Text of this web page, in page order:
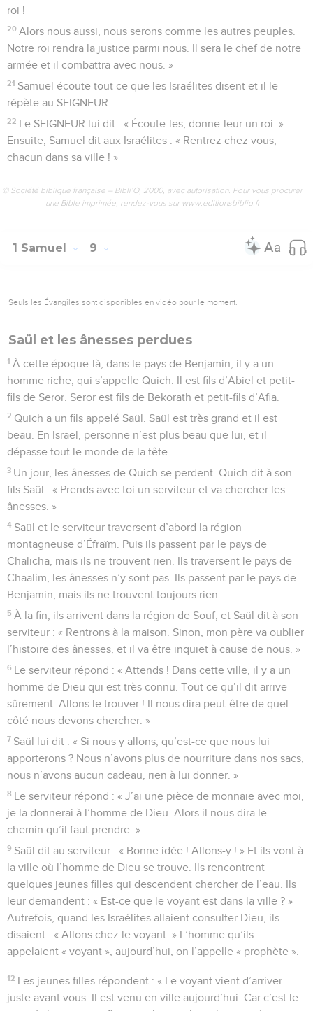
roi !
20 Alors nous aussi, nous serons comme les autres peuples.
Notre roi rendra la justice parmi nous. Il sera le chef de notre
armée et il combattra avec nous. »
21 Samuel écoute tout ce que les Israélites disent et il le
répète au SEIGNEUR.
22 Le SEIGNEUR lui dit : « Écoute-les, donne-leur un roi. »
Ensuite, Samuel dit aux Israélites : « Rentrez chez vous,
chacun dans sa ville ! »
© Société biblique française – Bibli’O, 2000, avec autorisation. Pour vous procurer
une Bible imprimée, rendez-vous sur www.editionsbiblio.fr
1 Samuel 9
Seuls les Évangiles sont disponibles en vidéo pour le moment.
Saül et les ânesses perdues
1 À cette époque-là, dans le pays de Benjamin, il y a un
homme riche, qui s’appelle Quich. Il est fils d’Abiel et petit-
fils de Seror. Seror est fils de Bekorath et petit-fils d’Afia.
2 Quich a un fils appelé Saül. Saül est très grand et il est
beau. En Israël, personne n’est plus beau que lui, et il
dépasse tout le monde de la tête.
3 Un jour, les ânesses de Quich se perdent. Quich dit à son
fils Saül : « Prends avec toi un serviteur et va chercher les
ânesses. »
4 Saül et le serviteur traversent d’abord la région
montagneuse d’Éfraïm. Puis ils passent par le pays de
Chalicha, mais ils ne trouvent rien. Ils traversent le pays de
Chaalim, les ânesses n’y sont pas. Ils passent par le pays de
Benjamin, mais ils ne trouvent toujours rien.
5 À la fin, ils arrivent dans la région de Souf, et Saül dit à son
serviteur : « Rentrons à la maison. Sinon, mon père va oublier
l’histoire des ânesses, et il va être inquiet à cause de nous. »
6 Le serviteur répond : « Attends ! Dans cette ville, il y a un
homme de Dieu qui est très connu. Tout ce qu’il dit arrive
sûrement. Allons le trouver ! Il nous dira peut-être de quel
côté nous devons chercher. »
7 Saül lui dit : « Si nous y allons, qu’est-ce que nous lui
apporterons ? Nous n’avons plus de nourriture dans nos sacs,
nous n’avons aucun cadeau, rien à lui donner. »
8 Le serviteur répond : « J’ai une pièce de monnaie avec moi,
je la donnerai à l’homme de Dieu. Alors il nous dira le
chemin qu’il faut prendre. »
9 Saül dit au serviteur : « Bonne idée ! Allons-y ! » Et ils vont à
la ville où l’homme de Dieu se trouve. Ils rencontrent
quelques jeunes filles qui descendent chercher de l’eau. Ils
leur demandent : « Est-ce que le voyant est dans la ville ? »
Autrefois, quand les Israélites allaient consulter Dieu, ils
disaient : « Allons chez le voyant. » L’homme qu’ils
appelaient « voyant », aujourd’hui, on l’appelle « prophète ».
12 Les jeunes filles répondent : « Le voyant vient d’arriver
juste avant vous. Il est venu en ville aujourd’hui. Car c’est le